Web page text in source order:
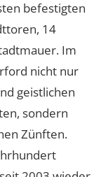
befestigten
14
Im
nicht nur
geistlichen
sondern
Zünften.